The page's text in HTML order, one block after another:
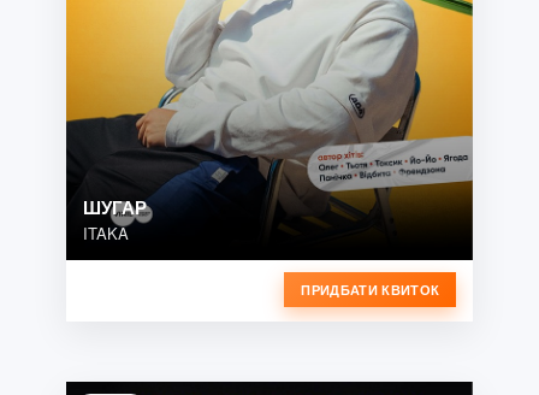
ШУГАР
ITAKA
ПРИДБАТИ КВИТОК